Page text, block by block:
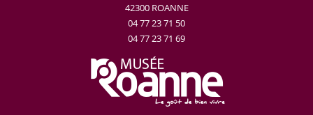
42300 ROANNE
04 77 23 71 50
04 77 23 71 69